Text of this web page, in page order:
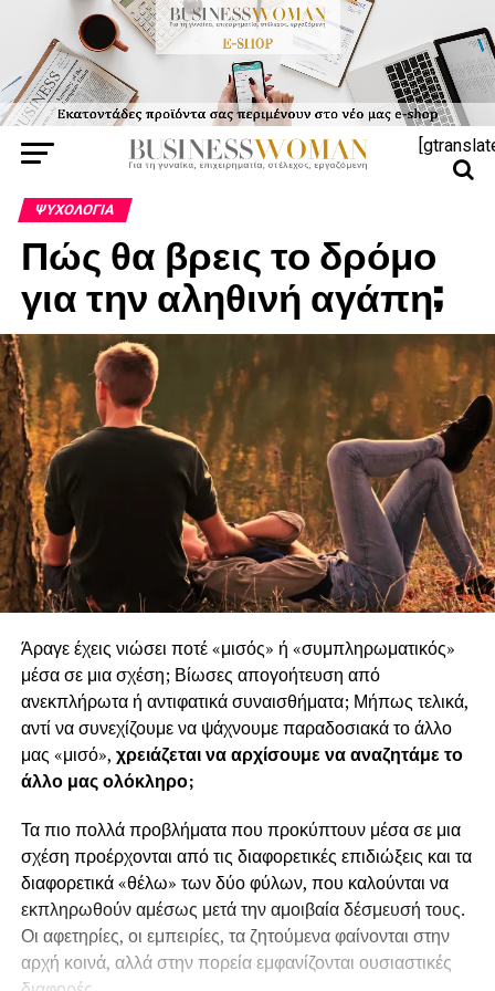
ΨΥΧΟΛΟΓΊΑ
Πώς θα βρεις το δρόμο
για την αληθινή αγάπη;
Άραγε έχεις νιώσει ποτέ «μισός» ή «συμπληρωματικός»
μέσα σε μια σχέση; Βίωσες απογοήτευση από
ανεκπλήρωτα ή αντιφατικά συναισθήματα; Μήπως τελικά,
αντί να συνεχίζουμε να ψάχνουμε παραδοσιακά το άλλο
μας «μισό», χρειάζεται να αρχίσουμε να αναζητάμε το
άλλο μας ολόκληρο;
Τα πιο πολλά προβλήματα που προκύπτουν μέσα σε μια
σχέση προέρχονται από τις διαφορετικές επιδιώξεις και τα
διαφορετικά «θέλω» των δύο φύλων, που καλούνται να
εκπληρωθούν αμέσως μετά την αμοιβαία δέσμευσή τους.
Οι αφετηρίες, οι εμπειρίες, τα ζητούμενα φαίνονται στην
αρχή κοινά, αλλά στην πορεία εμφανίζονται ουσιαστικές